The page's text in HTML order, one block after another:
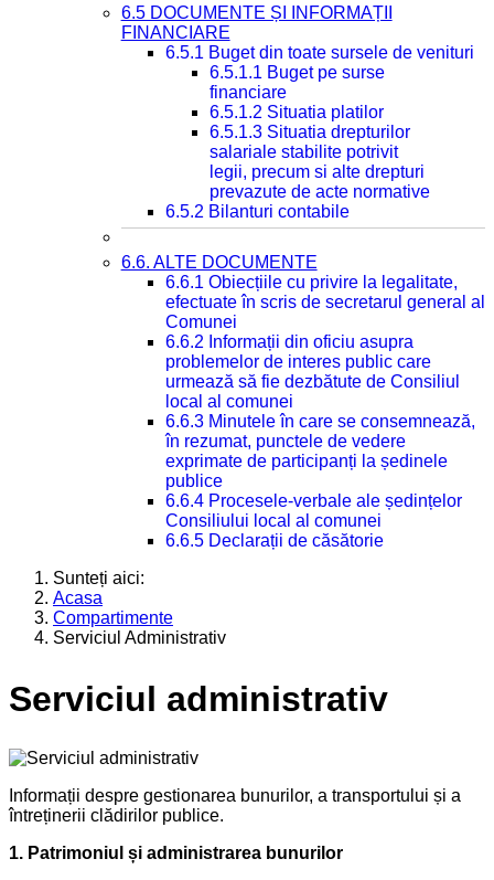
6.5 DOCUMENTE ȘI INFORMAȚII
FINANCIARE
6.5.1 Buget din toate sursele de venituri
6.5.1.1 Buget pe surse
financiare
6.5.1.2 Situatia platilor
6.5.1.3 Situatia drepturilor
salariale stabilite potrivit
legii, precum si alte drepturi
prevazute de acte normative
6.5.2 Bilanturi contabile
6.6. ALTE DOCUMENTE
6.6.1 Obiecțiile cu privire la legalitate,
efectuate în scris de secretarul general al
Comunei
6.6.2 Informații din oficiu asupra
problemelor de interes public care
urmează să fie dezbătute de Consiliul
local al comunei
6.6.3 Minutele în care se consemnează,
în rezumat, punctele de vedere
exprimate de participanți la ședinele
publice
6.6.4 Procesele-verbale ale ședințelor
Consiliului local al comunei
6.6.5 Declarații de căsătorie
Sunteți aici:
Acasa
Compartimente
Serviciul Administrativ
Serviciul administrativ
Informații despre gestionarea bunurilor, a transportului și a
întreținerii clădirilor publice.
1. Patrimoniul și administrarea bunurilor